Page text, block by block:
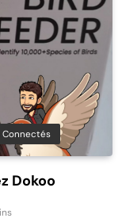
Connectés
Dokoo